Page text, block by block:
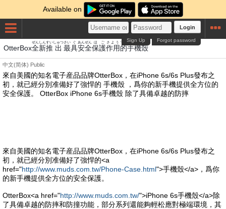
Available on
Login
Forgot password
Sign Up
OtterBox全
ぜん
新
しん
推
すい
出
しゅつ
最
さい
具
ぐ
安全
あんぜん
保護
ほご
作用
さよう
的
てき
手
て
機
き
殼
から
中文(简体) Public
來自美國的知名電子産品品牌OtterBox，在iPhone 6s/6s Plus發布之
初，就已經分別准備好了強悍的 手機殼 ，爲你的新手機提供全方位的
安全保護。 OtterBox iPhone 6s手機殼 除了具備卓越的防摔
來自美國的知名電子産品品牌OtterBox，在iPhone 6s/6s Plus發布之
初，就已經分別准備好了強悍的<a
href="http://www.muds.com.tw/Phone-Case.html">手機殼</a>，爲你
的新手機提供全方位的安全保護。
OtterBox<a href="http://www.muds.com.tw/">iPhone 6s手機殼</a>除
了具備卓越的防摔和防撞功能，部分系列還能夠輕松應對極端環境，其